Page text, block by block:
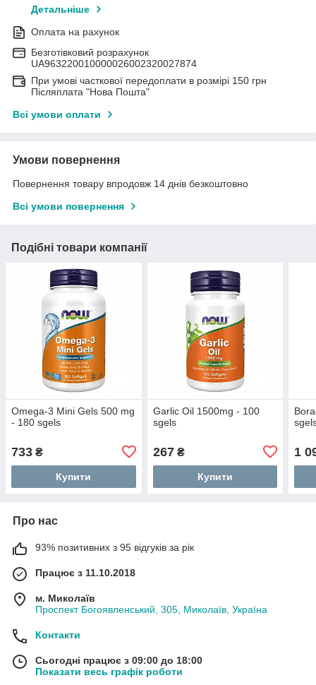
Детальніше
Оплата на рахунок
Безготівковий розрахунок
UA963220010000026002320027874
При умові часткової передоплати в розмірі 150 грн
Післяплата "Нова Пошта"
Всі умови оплати
Умови повернення
Повернення товару впродовж 14 днів безкоштовно
Всі умови повернення
Подібні товари компанії
Omega-3 Mini Gels 500 mg
- 180 sgels
733 ₴
Купити
Garlic Oil 1500mg - 100
sgels
267₴
Купити
1
Про нас
93% позитивних з 95 відгуків за рік
Працює з 11.10.2018
м. Миколаїв
Проспект Богоявленський, 305, Миколаїв, Україна
Контакти
Сьогодні працює з 09:00 до 18:00
Показати весь графік роботи